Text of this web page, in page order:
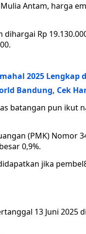
Antam, harga
Rp
2025 Lengkap
Bandung, Cek
batangan pun ikut
(PMK) Nomor
0,9%.
jika
13 Juni 2025